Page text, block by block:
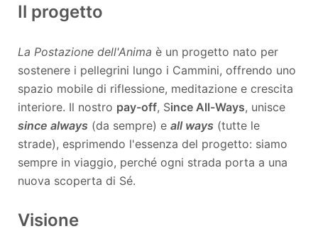
Il progetto
La Postazione dell'Anima è un progetto nato per
sostenere i pellegrini lungo i Cammini, offrendo uno
spazio mobile di riflessione, meditazione e crescita
interiore. Il nostro pay-off, Since All-Ways, unisce
since always (da sempre) e all ways (tutte le
strade), esprimendo l'essenza del progetto: siamo
sempre in viaggio, perché ogni strada porta a una
nuova scoperta di Sé.
Visione